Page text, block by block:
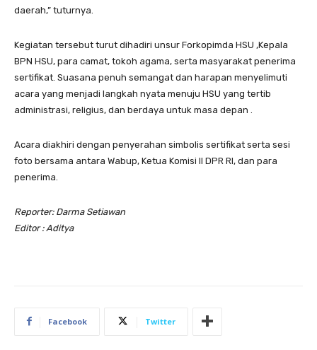
daerah,” tuturnya.
Kegiatan tersebut turut dihadiri unsur Forkopimda HSU ,Kepala
BPN HSU, para camat, tokoh agama, serta masyarakat penerima
sertifikat. Suasana penuh semangat dan harapan menyelimuti
acara yang menjadi langkah nyata menuju HSU yang tertib
administrasi, religius, dan berdaya untuk masa depan .
Acara diakhiri dengan penyerahan simbolis sertifikat serta sesi
foto bersama antara Wabup, Ketua Komisi II DPR RI, dan para
penerima.
Reporter: Darma Setiawan
Editor : Aditya
Facebook Twitter